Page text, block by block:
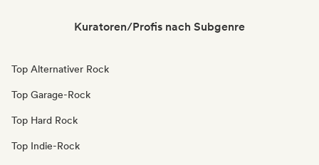
Kuratoren/Profis nach Subgenre
Top Alternativer Rock
Top Garage-Rock
Top Hard Rock
Top Indie-Rock